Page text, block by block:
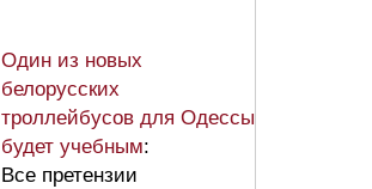
Один из новых
белорусских
троллейбусов для Одессы
будет учебным:
Все претензии